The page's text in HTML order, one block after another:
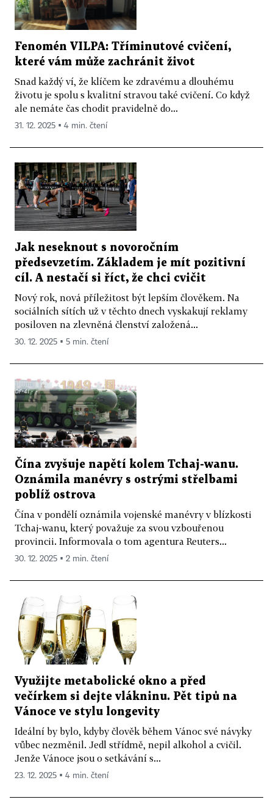
Fenomén VILPA: Tříminutové cvičení,
které vám může zachránit život
Snad každý ví, že klíčem ke zdravému a dlouhému
životu je spolu s kvalitní stravou také cvičení. Co když
ale nemáte čas chodit pravidelně do...
31. 12. 2025 ▪ 4 min. čtení
Jak neseknout s novoročním
předsevzetím. Základem je mít pozitivní
cíl. A nestačí si říct, že chci cvičit
Nový rok, nová příležitost být lepším člověkem. Na
sociálních sítích už v těchto dnech vyskakují reklamy
posiloven na zlevněná členství založená...
30. 12. 2025 ▪ 5 min. čtení
Čína zvyšuje napětí kolem Tchaj-wanu.
Oznámila manévry s ostrými střelbami
poblíž ostrova
Čína v pondělí oznámila vojenské manévry v blízkosti
Tchaj-wanu, který považuje za svou vzbouřenou
provincii. Informovala o tom agentura Reuters...
30. 12. 2025 ▪ 2 min. čtení
Využijte metabolické okno a před
večírkem si dejte vlákninu. Pět tipů na
Vánoce ve stylu longevity
Ideální by bylo, kdyby člověk během Vánoc své návyky
vůbec nezměnil. Jedl střídmě, nepil alkohol a cvičil.
Jenže Vánoce jsou o setkávání s...
23. 12. 2025 ▪ 4 min. čtení